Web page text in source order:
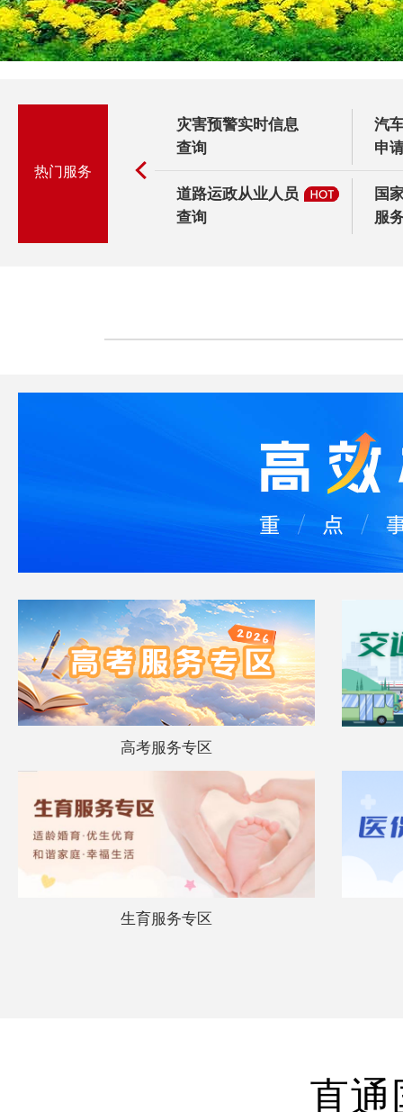
热门服务
灾害预警实时信息
查询
汽
申
道路运政从业人员
查询
国
服
高考服务专区
生育服务专区
直